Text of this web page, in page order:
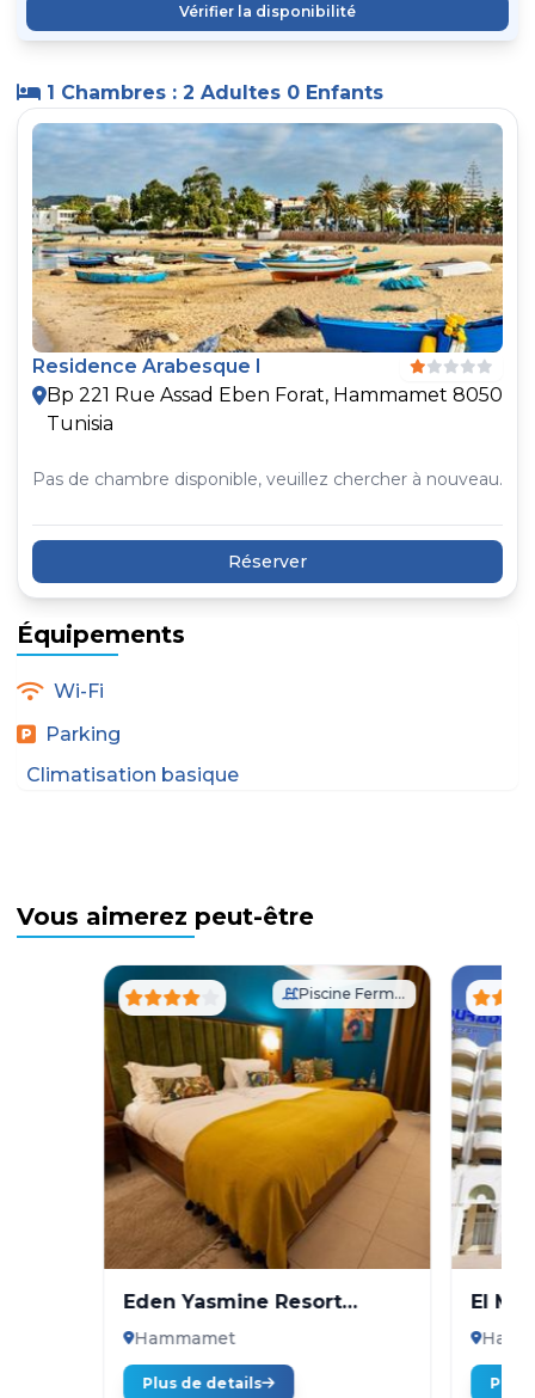
Vérifier la disponibilité
1 Chambres : 2 Adultes 0 Enfants
Residence Arabesque I
Bp 221 Rue Assad Eben Forat, Hammamet 8050
Tunisia
Pas de chambre disponible, veuillez chercher à nouveau.
Réserver
Équipements
Wi-Fi
Parking
Climatisation basique
Vous aimerez peut-être
Piscine Fermée
Eden Yasmine Resort
Meeting & Spa
Hammamet
Plus de details
El
Plus